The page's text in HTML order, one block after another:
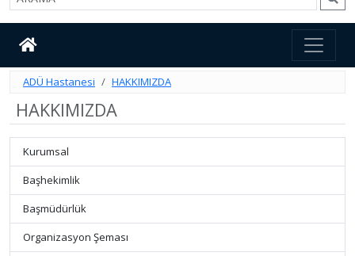
ADÜ Hastanesi HAKKIMIZDA
HAKKIMIZDA
Kurumsal
Başhekimlik
Başmüdürlük
Organizasyon Şeması